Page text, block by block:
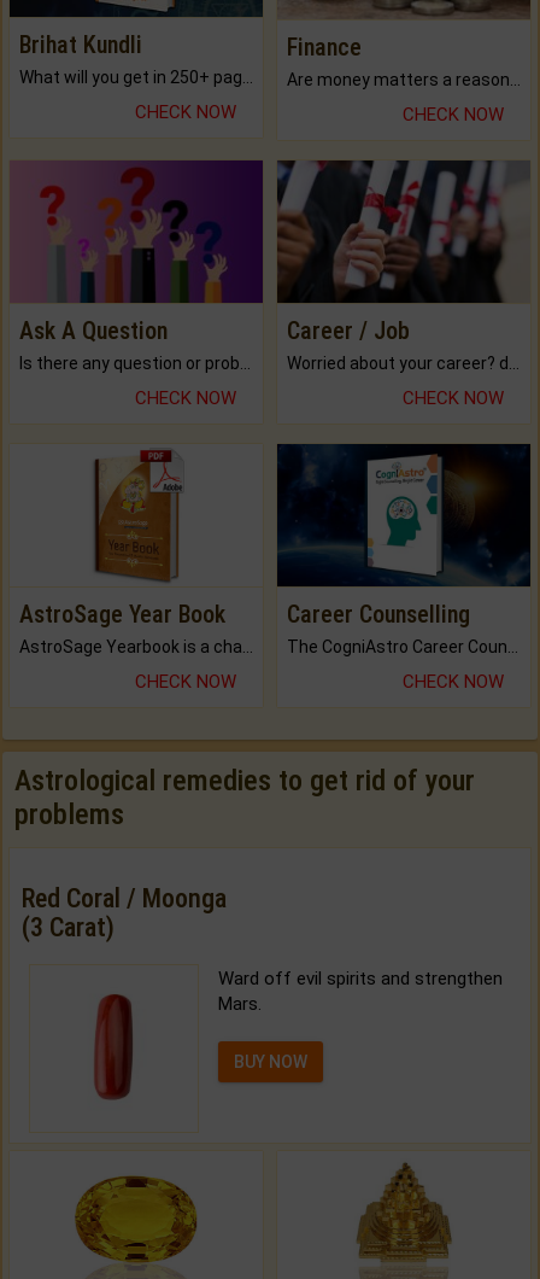
Brihat Kundli
CHECK NOW
Finance
CHECK NOW
Ask A Question
Is there any question or problem lingering.
CHECK NOW
Career / Job
Worried about your career? don't know what is.
CHECK NOW
AstroSage Year Book
AstroSage Yearbook is a channel to fulfill your dreams and destiny.
CHECK NOW
Career Counselling
The CogniAstro Career Counselling Report is the most comprehensive report available on this topic.
CHECK NOW
Astrological remedies to get rid of your
problems
Red Coral / Moonga
(3 Carat)
Ward off evil spirits and strengthen
Mars.
BUY NOW